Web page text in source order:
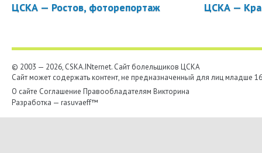
ЦСКА — Ростов, фоторепортаж ЦСКА —
© 2003 — 2026, CSKA.INternet. Cайт болельщиков ЦСКА
Сайт может содержать контент, не предназначенный для лиц младше
О сайте Соглашение Правообладателям Викторина
Разработка — rasuvaeff™